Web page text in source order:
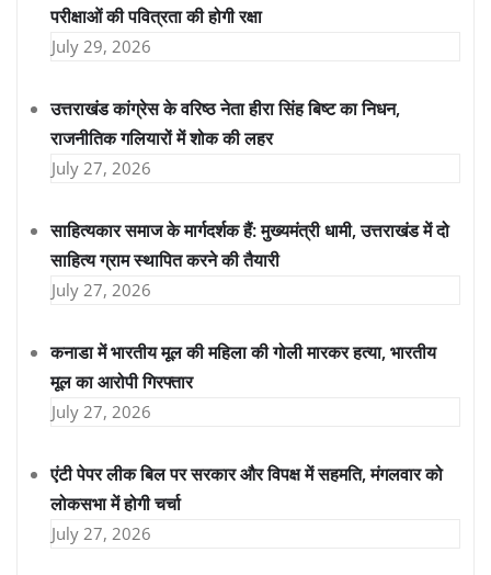
परीक्षाओं की पवित्रता की होगी रक्षा
July 29, 2026
उत्तराखंड कांग्रेस के वरिष्ठ नेता हीरा सिंह बिष्ट का निधन,
राजनीतिक गलियारों में शोक की लहर
July 27, 2026
साहित्यकार समाज के मार्गदर्शक हैं: मुख्यमंत्री धामी, उत्तराखंड में दो
साहित्य ग्राम स्थापित करने की तैयारी
July 27, 2026
कनाडा में भारतीय मूल की महिला की गोली मारकर हत्या, भारतीय
मूल का आरोपी गिरफ्तार
July 27, 2026
एंटी पेपर लीक बिल पर सरकार और विपक्ष में सहमति, मंगलवार को
लोकसभा में होगी चर्चा
July 27, 2026